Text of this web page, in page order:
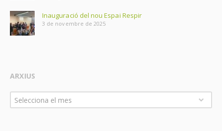
Inauguració del nou Espai Respir
3 de novembre de 2025
ARXIUS
Arxius
Selecciona el mes